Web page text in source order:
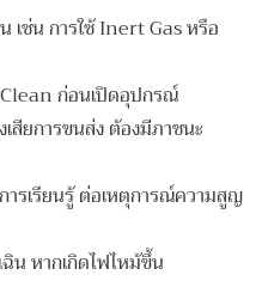
เช่น การใช้ Inert Gas หรือ
Clean ก่อนเปิดอุปกรณ์
สียการขนส่ง ต้องมีภาชนะ
ารเรียนรู้ ต่อเหตุการณ์ความสูญ
น หากเกิดไฟไหม้ขึ้น